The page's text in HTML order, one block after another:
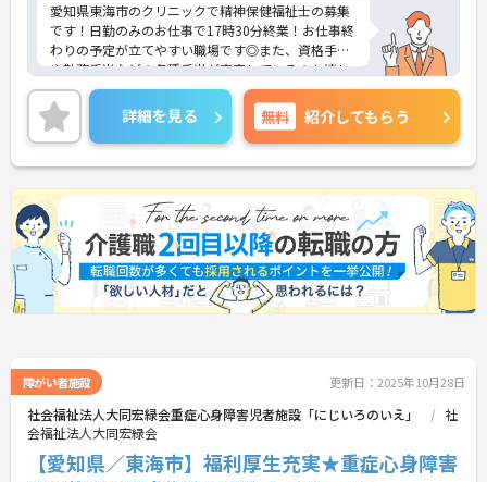
愛知県東海市のクリニックで精神保健福祉士の募集
です！日勤のみのお仕事で17時30分終業！お仕事終
わりの予定が立てやすい職場です◎また、資格手当
や勤務手当などの各種手当が充実しているのも嬉し
いポイント♪ご興味のある方は面接ポイントをお伝
えしますので、お気軽にご連絡ください！
詳細を見る 無料 紹介してもらう
障がい者施設 更新日：2025年10月28日
社会福祉法人大同宏緑会重症心身障害児者施設「にじいろのいえ」
社
会福祉法人大同宏緑会
【愛知県／東海市】福利厚生充実★重症心身障害